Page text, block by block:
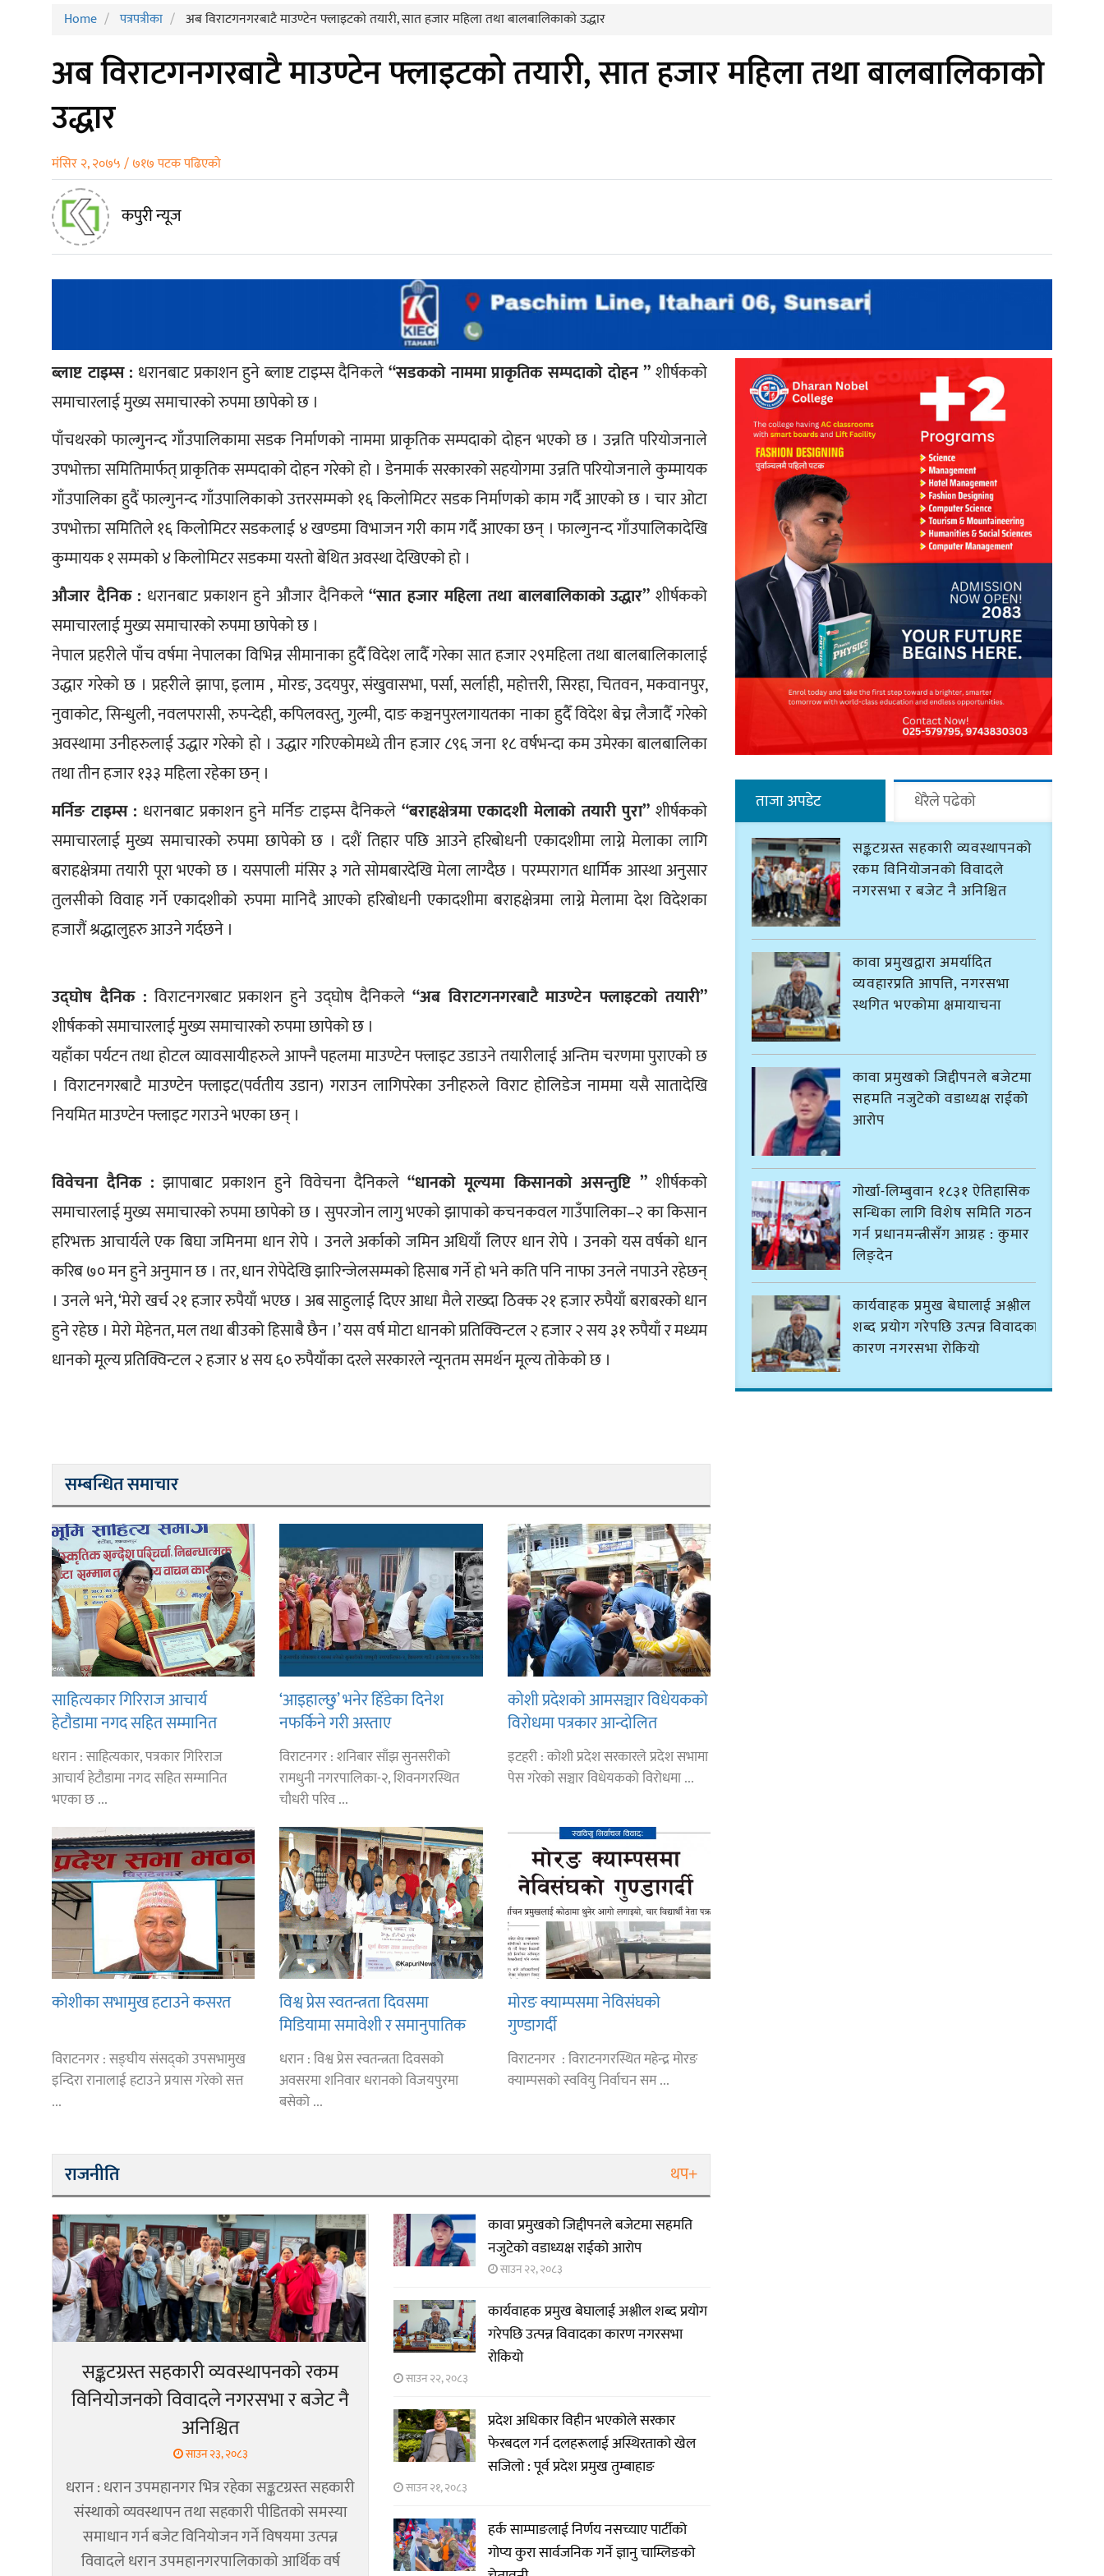
Home पत्रपत्रीका अब विराटगनगरबाटै माउण्टेन फ्लाइटको तयारी, सात हजार महिला तथा बालबालिकाको उद्धार
अब विराटगनगरबाटै माउण्टेन फ्लाइटको तयारी, सात हजार महिला तथा बालबालिकाको
उद्धार
मंसिर २, २०७५ / ७१७ पटक पढिएको
कपुरी न्यूज
ब्लाष्ट टाइम्स : धरानबाट प्रकाशन हुने ब्लाष्ट टाइम्स दैनिकले “सडकको नाममा प्राकृतिक सम्पदाको दोहन ” शीर्षकको
समाचारलाई मुख्य समाचारको रुपमा छापेको छ ।
पाँचथरको फाल्गुनन्द गाँउपालिकामा सडक निर्माणको नाममा प्राकृतिक सम्पदाको दोहन भएको छ । उन्नति परियोजनाले
उपभोक्ता समितिमार्फत् प्राकृतिक सम्पदाको दोहन गरेको हो । डेनमार्क सरकारको सहयोगमा उन्नति परियोजनाले कुम्मायक
गाँउपालिका हुदैं फाल्गुनन्द गाँउपालिकाको उत्तरसम्मको १६ किलोमिटर सडक निर्माणको काम गर्दै आएको छ । चार ओटा
उपभोक्ता समितिले १६ किलोमिटर सडकलाई ४ खण्डमा विभाजन गरी काम गर्दै आएका छन् । फाल्गुनन्द गाँउपालिकादेखि
कुम्मायक १ सम्मको ४ किलोमिटर सडकमा यस्तो बेथित अवस्था देखिएको हो ।
औजार दैनिक : धरानबाट प्रकाशन हुने औजार दैनिकले “सात हजार महिला तथा बालबालिकाको उद्धार” शीर्षकको
समाचारलाई मुख्य समाचारको रुपमा छापेको छ ।
नेपाल प्रहरीले पाँच वर्षमा नेपालका विभिन्न सीमानाका हुदैँ विदेश लादैँ गरेका सात हजार २९महिला तथा बालबालिकालाई
उद्धार गरेको छ । प्रहरीले झापा, इलाम , मोरङ, उदयपुर, संखुवासभा, पर्सा, सर्लाही, महोत्तरी, सिरहा, चितवन, मकवानपुर,
नुवाकोट, सिन्धुली, नवलपरासी, रुपन्देही, कपिलवस्तु, गुल्मी, दाङ कञ्चनपुरलगायतका नाका हुदैँ विदेश बेच्न लैजादैँ गरेको
अवस्थामा उनीहरुलाई उद्धार गरेको हो । उद्धार गरिएकोमध्ये तीन हजार ८९६ जना १८ वर्षभन्दा कम उमेरका बालबालिका
तथा तीन हजार १३३ महिला रहेका छन् ।
मर्निङ टाइम्स : धरानबाट प्रकाशन हुने मर्निङ टाइम्स दैनिकले “बराहक्षेत्रमा एकादशी मेलाको तयारी पुरा” शीर्षकको
समाचारलाई मुख्य समाचारको रुपमा छापेको छ । दशैं तिहार पछि आउने हरिबोधनी एकादशीमा लाग्ने मेलाका लागि
बराहक्षेत्रमा तयारी पूरा भएको छ । यसपाली मंसिर ३ गते सोमबारदेखि मेला लाग्दैछ । परम्परागत धार्मिक आस्था अनुसार
तुलसीको विवाह गर्ने एकादशीको रुपमा मानिदै आएको हरिबोधनी एकादशीमा बराहक्षेत्रमा लाग्ने मेलामा देश विदेशका
हजारौं श्रद्धालुहरु आउने गर्दछने ।
उद्घोष दैनिक : विराटनगरबाट प्रकाशन हुने उद्घोष दैनिकले “अब विराटगनगरबाटै माउण्टेन फ्लाइटको तयारी”
शीर्षकको समाचारलाई मुख्य समाचारको रुपमा छापेको छ ।
यहाँका पर्यटन तथा होटल व्यावसायीहरुले आफ्नै पहलमा माउण्टेन फ्लाइट उडाउने तयारीलाई अन्तिम चरणमा पुराएको छ
। विराटनगरबाटै माउण्टेन फ्लाइट(पर्वतीय उडान) गराउन लागिपरेका उनीहरुले विराट होलिडेज नाममा यसै सातादेखि
नियमित माउण्टेन फ्लाइट गराउने भएका छन् ।
विवेचना दैनिक : झापाबाट प्रकाशन हुने विवेचना दैनिकले “धानको मूल्यमा किसानको असन्तुष्टि ” शीर्षकको
समाचारलाई मुख्य समाचारको रुपमा छापेको छ । सुपरजोन लागु भएको झापाको कचनकवल गाउँपालिका–२ का किसान
हरिभक्त आचार्यले एक बिघा जमिनमा धान रोपे । उनले अर्काको जमिन अधियाँ लिएर धान रोपे । उनको यस वर्षको धान
करिब ७० मन हुने अनुमान छ । तर, धान रोपेदेखि झारिन्जेलसम्मको हिसाब गर्ने हो भने कति पनि नाफा उनले नपाउने रहेछन्
। उनले भने, ‘मेरो खर्च २१ हजार रुपैयाँ भएछ । अब साहुलाई दिएर आधा मैले राख्दा ठिक्क २१ हजार रुपैयाँ बराबरको धान
हुने रहेछ । मेरो मेहेनत, मल तथा बीउको हिसाबै छैन ।’ यस वर्ष मोटा धानको प्रतिक्विन्टल २ हजार २ सय ३१ रुपैयाँ र मध्यम
धानको मूल्य प्रतिक्विन्टल २ हजार ४ सय ६० रुपैयाँका दरले सरकारले न्यूनतम समर्थन मूल्य तोकेको छ ।
सम्बन्धित समाचार
साहित्यकार गिरिराज आचार्य
हेटौडामा नगद सहित सम्मानित
धरान : साहित्यकार, पत्रकार गिरिराज
आचार्य हेटौडामा नगद सहित सम्मानित
भएका छ ...
‘आइहाल्छु’ भनेर हिँडेका दिनेश
नफर्किने गरी अस्ताए
विराटनगर : शनिबार साँझ सुनसरीको
रामधुनी नगरपालिका-२, शिवनगरस्थित
चौधरी परिव ...
कोशी प्रदेशको आमसञ्चार विधेयकको
विरोधमा पत्रकार आन्दोलित
इटहरी : कोशी प्रदेश सरकारले प्रदेश सभामा
पेस गरेको सञ्चार विधेयकको विरोधमा ...
कोशीका सभामुख हटाउने कसरत
विराटनगर : सङ्घीय संसद्को उपसभामुख
इन्दिरा रानालाई हटाउने प्रयास गरेको सत्त
...
विश्व प्रेस स्वतन्त्रता दिवसमा
मिडियामा समावेशी र समानुपातिक
प्रतिनिधित्व सुनिश्चित गर्न माग
धरान : विश्व प्रेस स्वतन्त्रता दिवसको
अवसरमा शनिवार धरानको विजयपुरमा
बसेको ...
मोरङ क्याम्पसमा नेविसंघको
गुण्डागर्दी
विराटनगर : विराटनगरस्थित महेन्द्र मोरङ
क्याम्पसको स्ववियु निर्वाचन सम ...
राजनीति थप+
सङ्कटग्रस्त सहकारी व्यवस्थापनको रकम
विनियोजनको विवादले नगरसभा र बजेट नै
अनिश्चित
साउन २३, २०८३
धरान : धरान उपमहानगर भित्र रहेका सङ्कटग्रस्त सहकारी
संस्थाको व्यवस्थापन तथा सहकारी पीडितको समस्या
समाधान गर्न बजेट विनियोजन गर्ने विषयमा उत्पन्न
विवादले धरान उपमहानगरपालिकाको आर्थिक वर्ष
कावा प्रमुखको जिद्दीपनले बजेटमा सहमति
नजुटेको वडाध्यक्ष राईको आरोप
साउन २२, २०८३
कार्यवाहक प्रमुख बेघालाई अश्लील शब्द प्रयोग
गरेपछि उत्पन्न विवादका कारण नगरसभा
रोकियो
साउन २२, २०८३
प्रदेश अधिकार विहीन भएकोले सरकार
फेरबदल गर्न दलहरूलाई अस्थिरताको खेल
सजिलो : पूर्व प्रदेश प्रमुख तुम्बाहाङ
साउन २१, २०८३
हर्क साम्पाङलाई निर्णय नसच्याए पार्टीको
गोप्य कुरा सार्वजनिक गर्ने ज्ञानु चाम्लिङको
ताजा अपडेट धेरैले पढेको
सङ्कटग्रस्त सहकारी व्यवस्थापनको
रकम विनियोजनको विवादले
नगरसभा र बजेट नै अनिश्चित
कावा प्रमुखद्वारा अमर्यादित
व्यवहारप्रति आपत्ति, नगरसभा
स्थगित भएकोमा क्षमायाचना
कावा प्रमुखको जिद्दीपनले बजेटमा
सहमति नजुटेको वडाध्यक्ष राईको
आरोप
गोर्खा-लिम्बुवान १८३१ ऐतिहासिक
सन्धिका लागि विशेष समिति गठन
गर्न प्रधानमन्त्रीसँग आग्रह : कुमार
लिङ्देन
कार्यवाहक प्रमुख बेघालाई अश्लील
शब्द प्रयोग गरेपछि उत्पन्न विवादका
कारण नगरसभा रोकियो